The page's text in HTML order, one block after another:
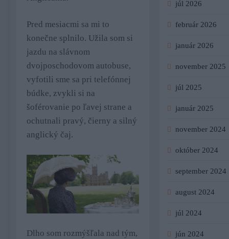
Pred mesiacmi sa mi to
konečne splnilo. Užila som si
jazdu na slávnom
dvojposchodovom autobuse,
vyfotili sme sa pri telefónnej
búdke, zvykli si na
šoférovanie po ľavej strane a
ochutnali pravý, čierny a silný
anglický čaj.
Dlho som rozmýšľala nad tým,
júl 2026
február 2026
január 2026
november 2025
júl 2025
január 2025
november 2024
október 2024
september 2024
august 2024
júl 2024
jún 2024